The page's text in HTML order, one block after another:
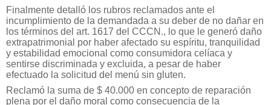
Finalmente detalló los rubros reclamados ante el
incumplimiento de la demandada a su deber de no dañar en
los términos del art. 1617 del CCCN., lo que le generó daño
extrapatrimonial por haber afectado su espíritu, tranquilidad
y estabilidad emocional como consumidora celíaca y
sentirse discriminada y excluida, a pesar de haber
efectuado la solicitud del menú sin gluten.
Reclamó la suma de $ 40.000 en concepto de reparación
plena por el daño moral como consecuencia de la